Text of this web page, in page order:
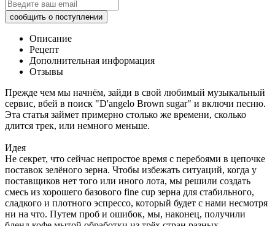
Описание
Рецепт
Дополнительная информация
Отзывы
Прежде чем мы начнём, зайди в свой любимый музыкальный
сервис, вбей в поиск "D'angelo Brown sugar" и включи песню.
Эта статья займет примерно столько же времени, сколько
длится трек, или немного меньше.
Идея
Не секрет, что сейчас непростое время с перебоями в цепочке
поставок зелёного зерна. Чтобы избежать ситуаций, когда у
поставщиков нет того или иного лота, мы решили создать
смесь из хорошего базового fine cup зерна для стабильного,
сладкого и плотного эспрессо, который будет с нами несмотря
ни на что. Путем проб и ошибок, мы, наконец, получили